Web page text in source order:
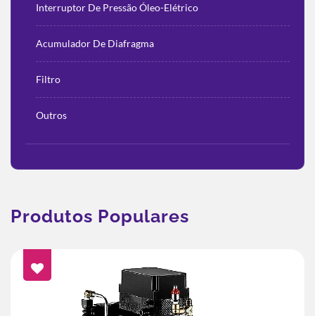
Interruptor De Pressão Óleo-Elétrico
Acumulador De Diafragma
Filtro
Outros
Produtos Populares